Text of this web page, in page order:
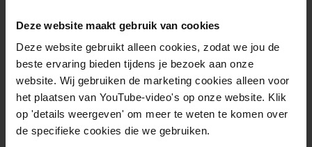
Deze website maakt gebruik van cookies
Deze website gebruikt alleen cookies, zodat we jou de
beste ervaring bieden tijdens je bezoek aan onze
website. Wij gebruiken de marketing cookies alleen voor
het plaatsen van YouTube-video's op onze website. Klik
op 'details weergeven' om meer te weten te komen over
de specifieke cookies die we gebruiken.